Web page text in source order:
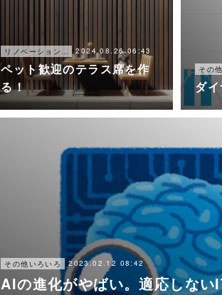
2024.08.26 06:43
ペット歓迎のテラス席を作
る！
その
ダ
その他いろいろ 2023.02.12 08:42
AIの進化がやばい。適応しない